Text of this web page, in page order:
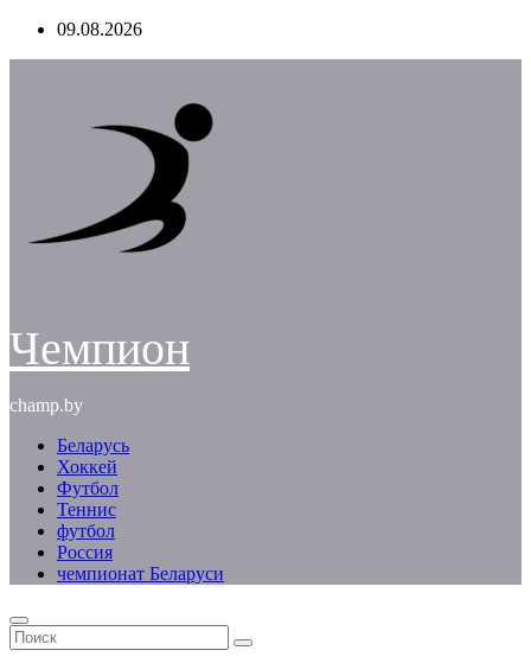
Перейти09.08.2026
Чемпион
champ.by
Беларусь
Хоккей
Футбол
Теннис
футбол
Россия
чемпионат Беларуси